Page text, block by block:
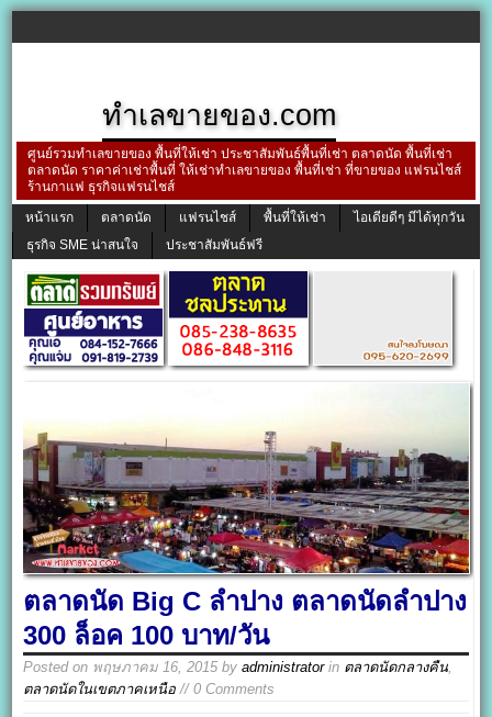
ทำเลขายของ.com
ศูนย์รวมทำเลขายของ พื้นที่ให้เช่า ประชาสัมพันธ์พื้นที่เช่า ตลาดนัด พื้นที่เช่า
ตลาดนัด ราคาค่าเช่าพื้นที่ ให้เช่าทำเลขายของ พื้นที่เช่า ที่ขายของ แฟรนไชส์
ร้านกาแฟ ธุรกิจแฟรนไชส์
หน้าแรก
ตลาดนัด แฟรนไชส์ พื้นที่ให้เช่า
ไอเดียดีๆ มีได้ทุกวัน
ธุรกิจ SME น่าสนใจ
ประชาสัมพันธ์ฟรี
ตลาดนัด Big C ลำปาง ตลาดนัดลำปาง
300 ล็อค 100 บาท/วัน
Posted on พฤษภาคม 16, 2015 byadministratorin ตลาดนัดกลางคืน
ตลาดนัดในเขตภาคเหนือ // 0 Comments